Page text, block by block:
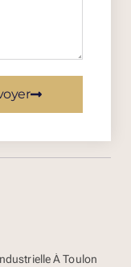
À Toulon